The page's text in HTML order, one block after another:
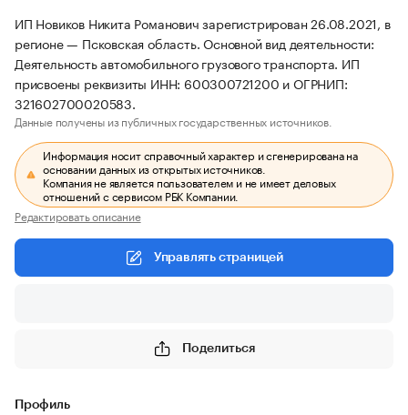
ИП Новиков Никита Романович зарегистрирован 26.08.2021, в
регионе — Псковская область. Основной вид деятельности:
Деятельность автомобильного грузового транспорта. ИП
присвоены реквизиты ИНН: 600300721200 и ОГРНИП:
321602700020583.
Данные получены из публичных государственных источников.
Информация носит справочный характер и сгенерирована на
основании данных из открытых источников.
Компания не является пользователем и не имеет деловых
отношений с сервисом РБК Компании.
Редактировать описание
Управлять страницей
Поделиться
Профиль